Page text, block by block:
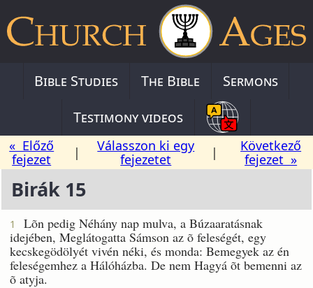
Bible Studies The Bible
Sermons
Testimony videos
« Előző
fejezet
|
Válasszon ki egy
fejezetet
|
Következő
fejezet »
Birák 15
1
Lõn pedig Néhány nap mulva, a Búzaaratásnak
idejében, Meglátogatta Sámson az õ feleségét, egy
kecskegödölyét vivén néki, és monda: Bemegyek az én
feleségemhez a Hálóházba. De nem Hagyá õt bemenni az
õ atyja.